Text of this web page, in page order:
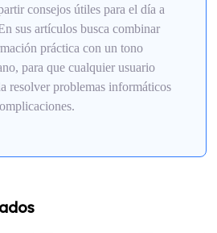
consejos útiles para el día a
sus artículos busca combinar
práctica con un tono
para que cualquier usuario
resolver problemas informáticos